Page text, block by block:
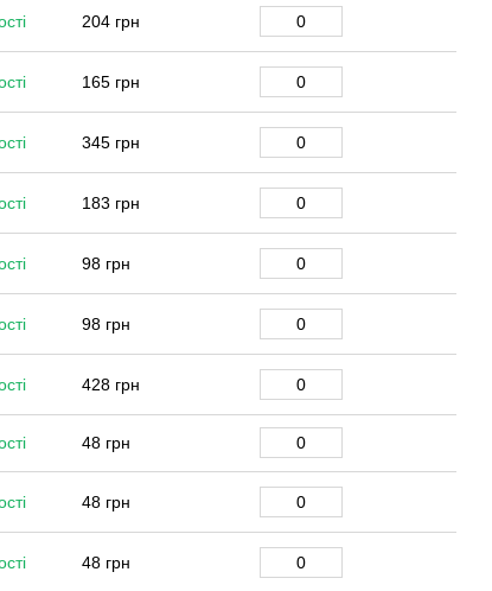
204 грн
165 грн
345 грн
183 грн
98 грн
98 грн
428 грн
48 грн
48 грн
48 грн